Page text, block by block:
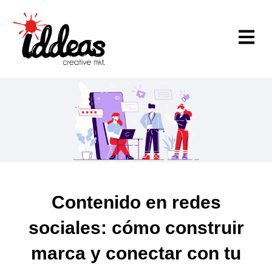
contenido
Contenido en redes
sociales: cómo construir
marca y conectar con tu